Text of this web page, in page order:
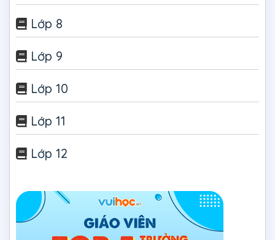
Lớp 8
Lớp 9
Lớp 10
Lớp 11
Lớp 12